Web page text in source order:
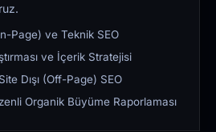
Page) ve Teknik SEO
ve İçerik Stratejisi
Dışı (Off-Page) SEO
Organik Büyüme Raporlaması